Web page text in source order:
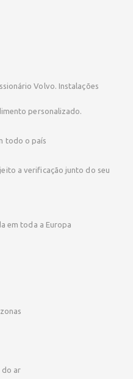
Volvo. Instalações
personalizado.
todo o país
a verificação junto do seu
em toda a Europa
do ar